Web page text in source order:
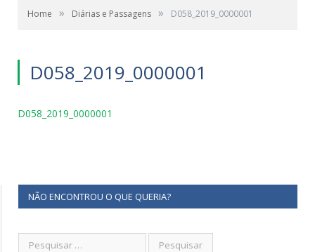
Home » Diárias e Passagens » D058_2019_0000001
D058_2019_0000001
D058_2019_0000001
NÃO ENCONTROU O QUE QUERIA?